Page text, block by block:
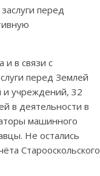
перед
и в связи с
перед Землей
и учреждений, 32
в деятельности в
машинного
Не остались
Старооскольского